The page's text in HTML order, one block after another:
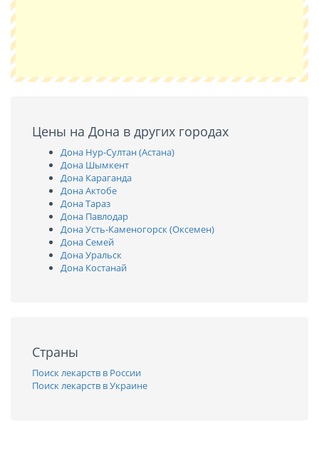
Цены на Дона в других городах
Дона Нур-Султан (Астана)
Дона Шымкент
Дона Караганда
Дона Актобе
Дона Тараз
Дона Павлодар
Дона Усть-Каменогорск (Оксемен)
Дона Семей
Дона Уральск
Дона Костанай
Страны
Поиск лекарств в России
Поиск лекарств в Украине